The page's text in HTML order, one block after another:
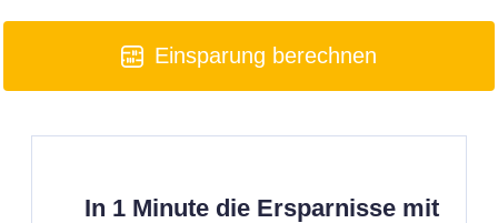
Einsparung berechnen
In 1 Minute die Ersparnisse mit